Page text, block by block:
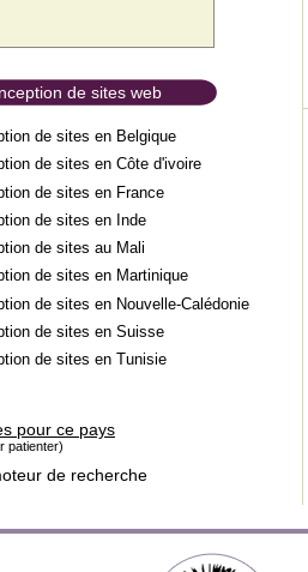
de sites web
de sites en Belgique
de sites en Côte d'ivoire
de sites en France
de sites en Inde
de sites au Mali
de sites en Martinique
de sites en Nouvelle-Calédonie
de sites en Suisse
de sites en Tunisie
pour ce pays
patienter)
de recherche